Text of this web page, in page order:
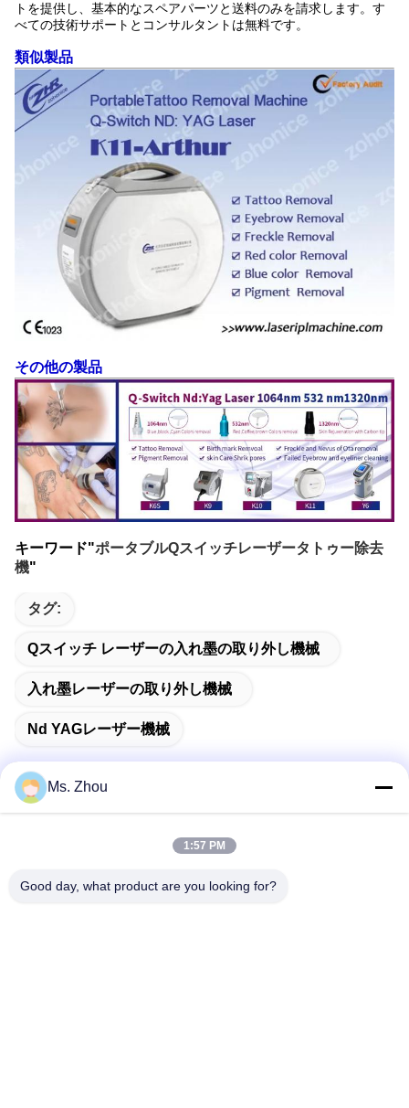
トを提供し、基本的なスペアパーツと送料のみを請求します。す
べての技術サポートとコンサルタントは無料です。
類似製品
その他の製品
キーワード"ポータブルQスイッチレーザータトゥー除去
機"
タグ:
Qスイッチ レーザーの入れ墨の取り外し機械
入れ墨レーザーの取り外し機械
Nd YAGレーザー機械
住所
Ms. Zhou
1:57 PM
Good day, what product are you looking for?